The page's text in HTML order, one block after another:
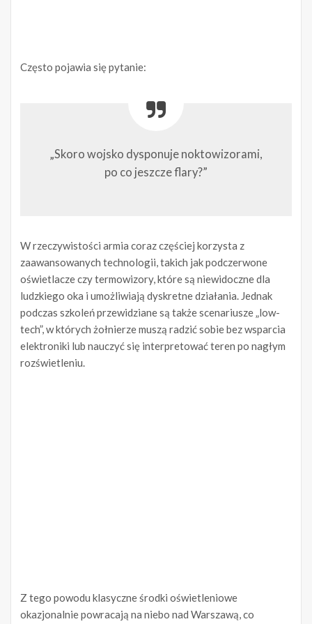
Często pojawia się pytanie:
„Skoro wojsko dysponuje noktowizorami,
po co jeszcze flary?”
W rzeczywistości armia coraz częściej korzysta z
zaawansowanych technologii, takich jak podczerwone
oświetlacze czy termowizory, które są niewidoczne dla
ludzkiego oka i umożliwiają dyskretne działania. Jednak
podczas szkoleń przewidziane są także scenariusze „low-
tech”, w których żołnierze muszą radzić sobie bez wsparcia
elektroniki lub nauczyć się interpretować teren po nagłym
rozświetleniu.
Z tego powodu klasyczne środki oświetleniowe
okazjonalnie powracają na niebo nad Warszawą, co